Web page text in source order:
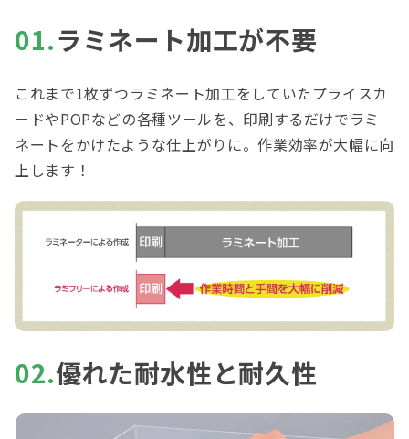
01.ラミネート加工が不要
これまで1枚ずつラミネート加工をしていたプライスカ
ードやPOPなどの各種ツールを、印刷するだけでラミ
ネートをかけたような仕上がりに。作業効率が大幅に向
上します！
02.優れた耐水性と耐久性